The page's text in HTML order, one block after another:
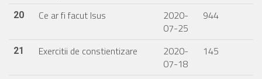
20 Ce ar fi facut Isus
2020-
07-25
944
21 Exercitii de constientizare
2020-
07-18
145